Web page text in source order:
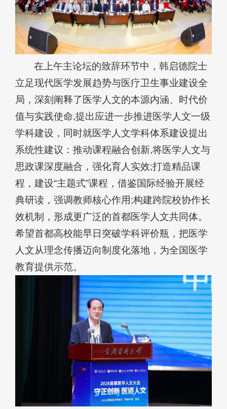
在上午主论坛的致辞环节中，韩启德院士
立足现代医学发展趋势与医疗卫生事业建设全
局，深刻阐释了医学人文的本源内涵、时代价
值与实践使命,提出应进一步推进医学人文一级
学科建设，同时就医学人文学科体系建设提出
系统性建议：推动课程融合创新,将医学人文与
思政课深度融合，强化育人实效;打造精品课
程，建设“主题式”课程，借鉴国际经验开展经
典研读，强调教师核心作用;构建跨院校协作长
效机制，形成更广泛的首都医学人文共同体。
希望首都高校能早日突破学科评价瓶，把医学
人文从理念传播迈向制度化落地，为全国医学
教育提供示范。